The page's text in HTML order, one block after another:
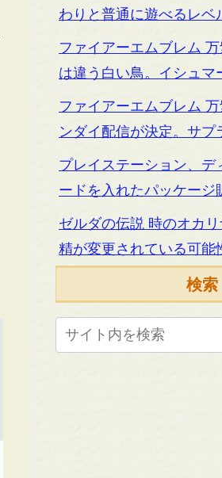
わりと普通に遊べるレベ
ファイアーエムブレム
は違う白い鳥。イシュ
ファイアーエムブレム
ンダイ配信が決定。サプ
プレイステーション、デ
ードを入れたパッケージ
ゼルダの伝説 時のオカ
精が変更されている可能
検索